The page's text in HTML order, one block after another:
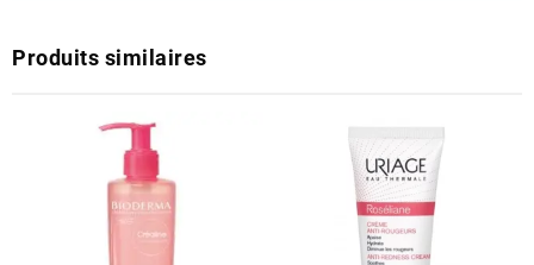
Produits similaires